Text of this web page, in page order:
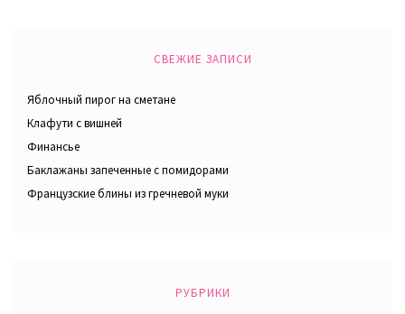
СВЕЖИЕ ЗАПИСИ
Яблочный пирог на сметане
Клафути с вишней
Финансье
Баклажаны запеченные с помидорами
Французские блины из гречневой муки
РУБРИКИ